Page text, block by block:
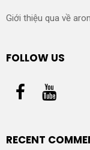
Giới thiệu qua về
FOLLOW US
RECENT